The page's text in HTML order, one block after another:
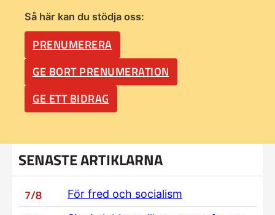
Så här kan du stödja oss:
PRENUMERERA
GE BORT PRENUMERATION
GE ETT BIDRAG
SENASTE ARTIKLARNA
7/8 För fred och socialism